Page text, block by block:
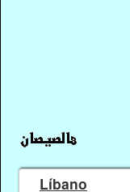
Líbano